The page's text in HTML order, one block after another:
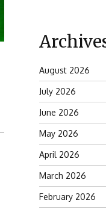
August 2026
July 2026
June 2026
May 2026
April 2026
March 2026
February 2026